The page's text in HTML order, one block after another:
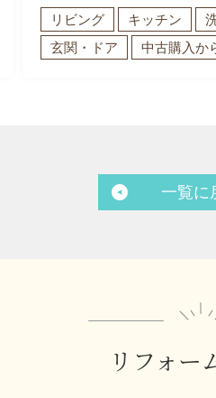
リビング キッチン
玄関・ドア
中古購入か
一覧に
リフォー